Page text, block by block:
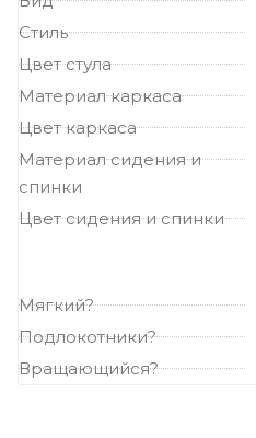
Стиль
Цвет стула
Материал каркаса
Цвет каркаса
Материал сидения и
спинки
Цвет сидения и спинки
Мягкий?
Подлокотники?
Вращающийся?